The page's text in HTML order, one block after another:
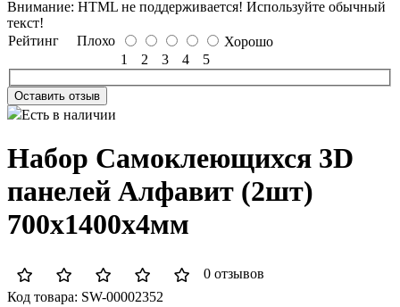
Внимание: HTML не поддерживается! Используйте обычный
текст!
Рейтинг Плохо
Хорошо
1
2 3 4 5
Оставить отзыв
Есть в наличии
Набор Самоклеющихся 3D
панелей Алфавит (2шт)
700x1400x4мм
0 отзывов
Код товара: SW-00002352